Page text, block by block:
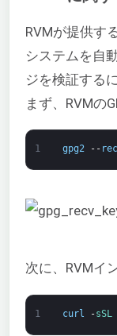
RVMが提供す
システムを自
ジを検証する
まず、RVMの
1 gpg2 --
次に、RVMイ
1 curl -sSL